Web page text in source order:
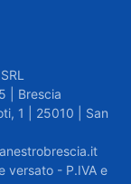
| Brescia
1 | 25010 | San
versato - P.IVA e